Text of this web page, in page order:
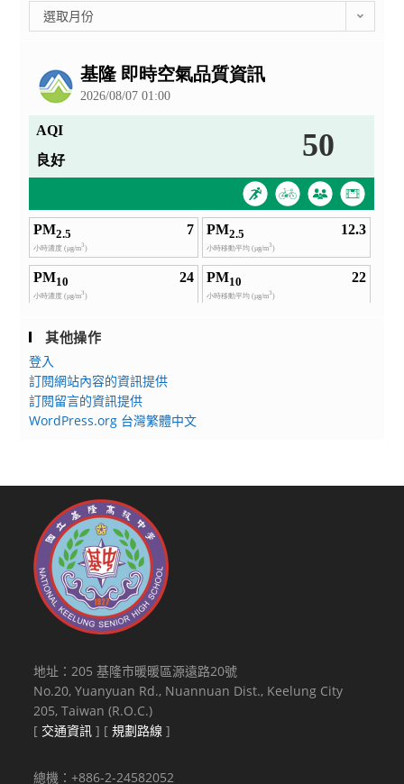
整
選取月份
其他操作
登入
訂閱網站內容的資訊提供
訂閱留言的資訊提供
WordPress.org 台灣繁體中文
地址：205 基隆市暖暖區源遠路20號
No.20, Yuanyuan Rd., Nuannuan Dist., Keelung City
205, Taiwan (R.O.C.)
[ 交通資訊 ] [規劃路線 ]
總機：+886-2-24582052